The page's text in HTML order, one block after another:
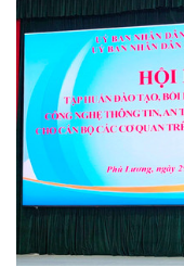
Chương trình được
thể đội ngũ cán bộ,
đang trực tiếp công
chuyên môn trên địa